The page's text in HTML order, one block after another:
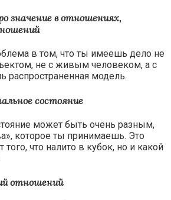
значение в отношениях,
в том, что ты имеешь дело не
не с живым человеком, а с
распространенная модель.
состояние
может быть очень разным,
которое ты принимаешь. Это
того, что налито в кубок, но и какой
отношений